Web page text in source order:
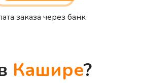
заказа через банк
Кашире?